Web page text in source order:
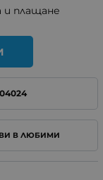
и плащане
В ЛЮБИМИ